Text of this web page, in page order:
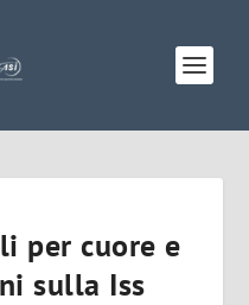
per cuore e
sulla Iss